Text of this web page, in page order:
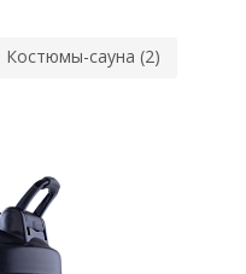
Костюмы-сауна (2)